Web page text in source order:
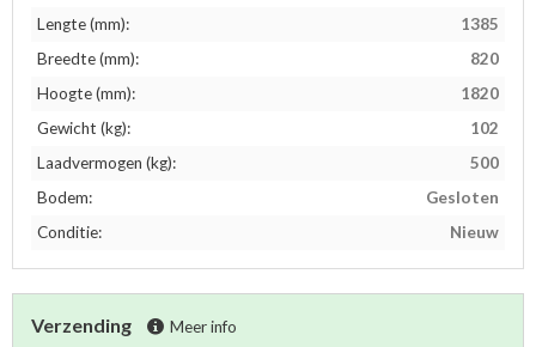
Lengte (mm):
1385
Breedte (mm):
820
Hoogte (mm):
1820
Gewicht (kg):
102
Laadvermogen (kg):
500
Bodem:
Gesloten
Conditie:
Nieuw
Verzending Meer info